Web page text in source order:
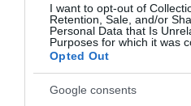
I want to opt-out of
Retention, Sale, and/or
Personal Data that Is
Purposes for which it was
Opted Out
Google consents
7 napos nyugat-karibi
Galvestonból 398
forintért;
6 napos keleti karibi
floridai Fort